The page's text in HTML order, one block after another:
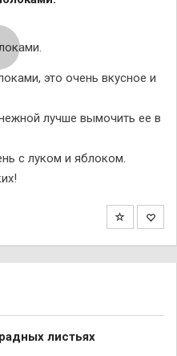
это очень вкусное и
лучше вымочить ее в
с луком и яблоком.
листьях